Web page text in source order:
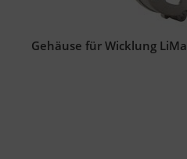
Gehäuse für Wicklung LiMa